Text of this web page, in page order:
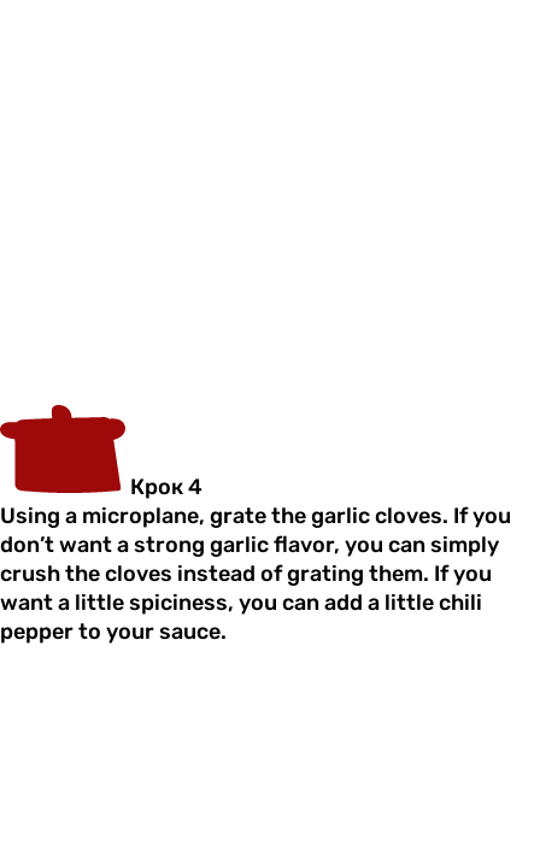
Крок 4
Using a microplane, grate the garlic cloves. If you
don’t want a strong garlic flavor, you can simply
crush the cloves instead of grating them. If you
want a little spiciness, you can add a little chili
pepper to your sauce.